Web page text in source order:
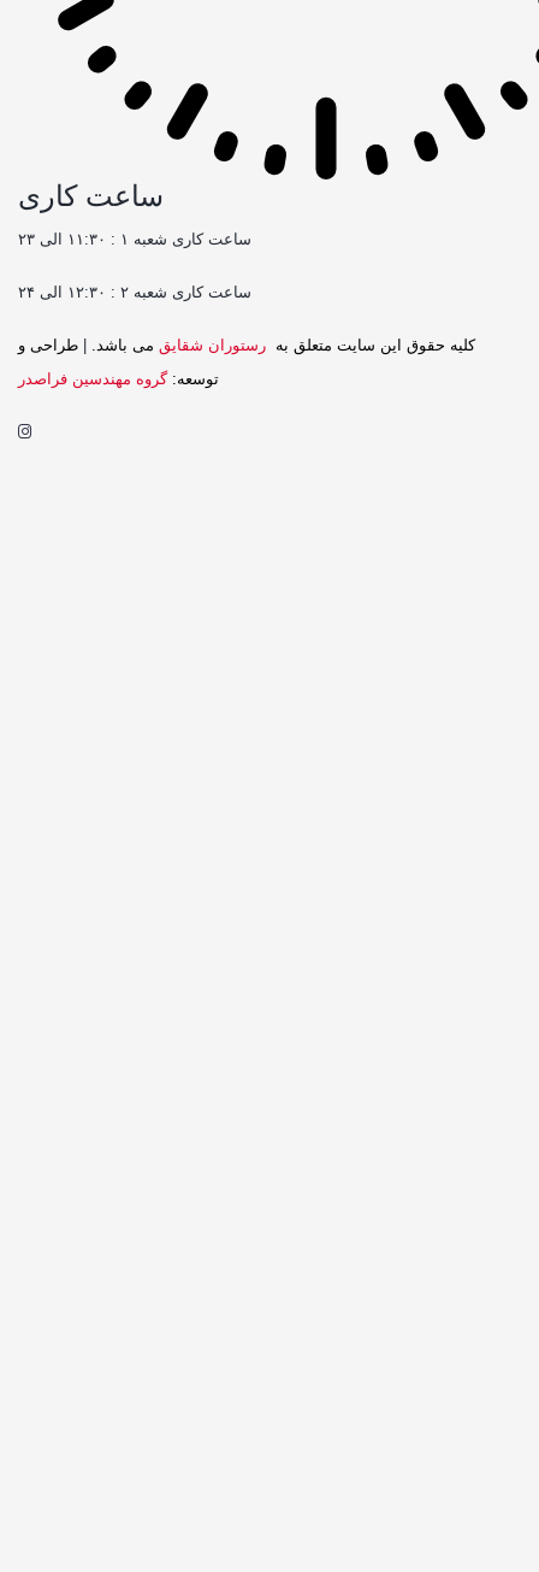
ساعت کاری
ساعت کاری شعبه ۱ : ۱۱:۳۰ الی ۲۳
ساعت کاری شعبه ۲ : ۱۲:۳۰ الی ۲۴
کليه حقوق اين سايت متعلق به رستوران شقایق می باشد.
طراحی و
توسعه: گروه مهندسین فراصدر